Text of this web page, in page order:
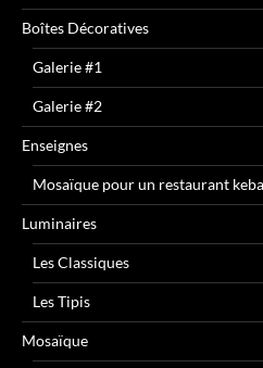
Boîtes Décoratives
Galerie #1
Galerie #2
Enseignes
Mosaïque pour un restaurant
Luminaires
Les Classiques
Les Tipis
Mosaïque